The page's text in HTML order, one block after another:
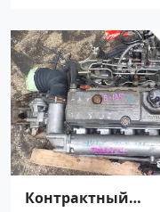
Контрактный